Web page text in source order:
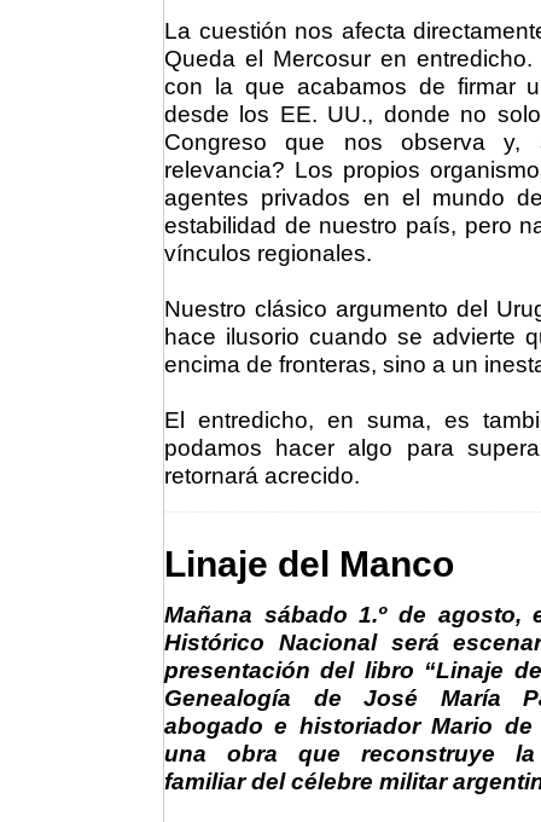
La cuestión nos afecta
Queda el Mercosur en
con la que acabamos de firmar
desde los EE. UU., donde no
Congreso que nos observa y,
relevancia? Los propios
agentes privados en el mundo
estabilidad de nuestro país, pero
vínculos regionales.
Nuestro clásico argumento del
hace ilusorio cuando se advierte
encima de fronteras, sino a un
El entredicho, en suma, es
podamos hacer algo para
retornará acrecido.
Linaje del Manco
Mañana sábado 1.º de agosto,
Histórico Nacional será
presentación del libro “Linaje
Genealogía de José María
abogado e historiador Mario de
una obra que reconstruye
familiar del célebre militar